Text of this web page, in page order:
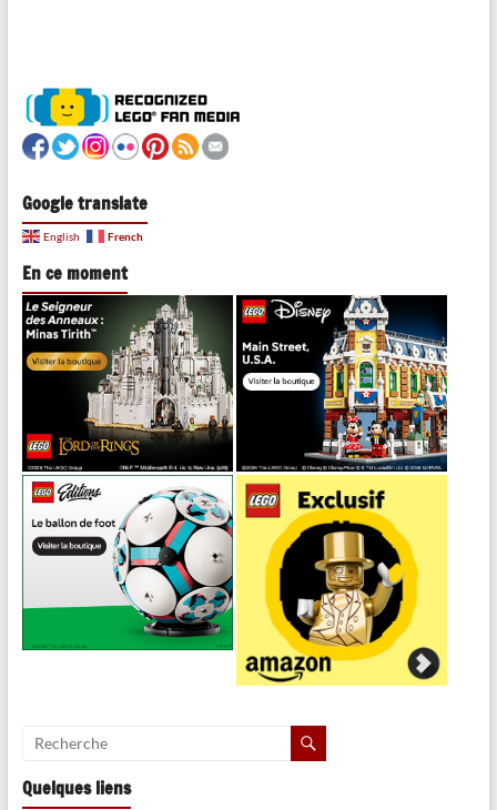
Google translate
English French
En ce moment
Quelques liens